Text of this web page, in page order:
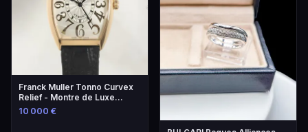
Franck Muller Tonno Curvex
Relief - Montre de Luxe
Unique
10 000 €